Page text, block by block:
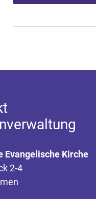
Evangelische Kirche
2-4